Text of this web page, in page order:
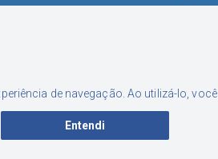
de navegação. Ao utilizá-lo,
Entendi